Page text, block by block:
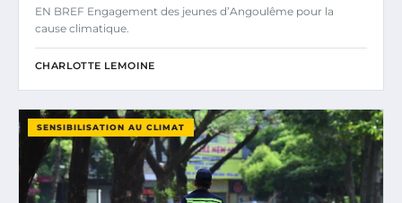
EN BREF Engagement des jeunes d’Angoulême pour la
cause climatique.
CHARLOTTE LEMOINE
SENSIBILISATION AU CLIMAT